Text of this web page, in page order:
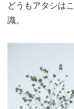
どうもアタシは
識。